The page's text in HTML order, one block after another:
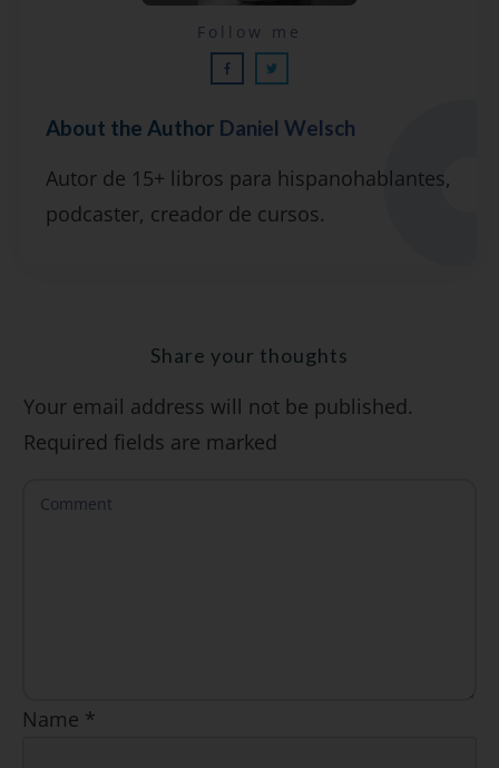
Lecciones por email...
Suscríbete y recibirás 2 o 3 lecciones
gratuitas por semana, además de la guía
"7 errores comunes al hablar inglés (y
SÍ, QUIERO
About the Author Daniel Welsch
Autor de 15+ libros para hispanohablantes,
podcaster, creador de cursos.
Follow me
Share your thoughts
Your email address will not be published.
Required fields are marked
Name *